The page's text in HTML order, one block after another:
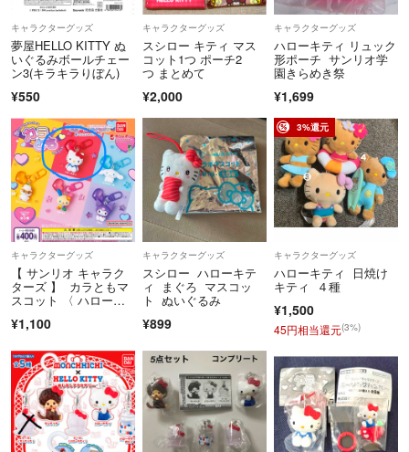
キャラクターグッズ
夢屋HELLO KITTY ぬ
いぐるみボールチェー
ン3(キラキラりぼん)
¥550
キャラクターグッズ
スシロー キティ マス
コット1つ ポーチ2
つ まとめて
¥2,000
キャラクターグッズ
ハローキティ リュック
形ポーチ サンリオ学
園きらめき祭
¥1,699
キャラクターグッズ
【 サンリオ キャラク
ターズ 】 カラともマ
スコット 〈 ハローキ
ーム
¥1,100
キャラクターグッズ
スシロー ハローキテ
ィ まぐろ マスコッ
ト ぬいぐるみ
¥899
3%還元
キャラクターグッズ
ハローキティ 日焼け
キティ ４種
¥1,500
45円相当還元(3%)